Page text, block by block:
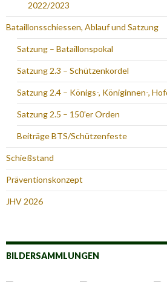
2022/2023
Bataillonsschiessen, Ablauf und Satzung
Satzung – Bataillonspokal
Satzung 2.3 – Schützenkordel
Satzung 2.4 – Königs-, Königinnen-,
Satzung 2.5 – 150’er Orden
Beiträge BTS/Schützenfeste
Schießstand
Präventionskonzept
JHV 2026
BILDERSAMMLUNGEN